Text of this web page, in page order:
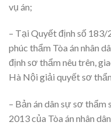
vụ án;
– Tại Quyết định số
phúc thẩm Tòa án nhân
định sơ thẩm nêu trên,
Hà Nội giải quyết sơ
– Bản án dân sự sơ
2013 của Tòa án nhân